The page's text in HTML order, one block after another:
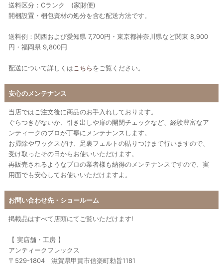
送料区分：Cランク (家財便)
開梱設置・梱包資材の処分を含む配送方法です。
送料例：関西および愛知県 7,700円・東京都神奈川県など関東 8,900
円・福岡県 9,800円
配送について詳しくは こちらをご覧ください。
安心のメンテナンス
当店ではご注文後に商品のお手入れしております。
ぐらつきがないか、引き出しや扉の開閉チェックなど、経験豊富なア
ンティークのプロが丁寧にメンテナンスします。
お掃除やワックスがけ、足裏フェルトの貼りつけまで行いますので、
受け取ったその日からお使いいただけます。
再販売されるようなプロの業者様も納得のメンテナンスですので、実
用面でも安心してお使いいただけますよ。
お問い合わせ先・ショールーム
掲載品はすべて店頭にてご覧いただけます!
【 実店舗・工房 】
アンティークフレックス
〒529-1804 滋賀県甲賀市信楽町勅旨1181